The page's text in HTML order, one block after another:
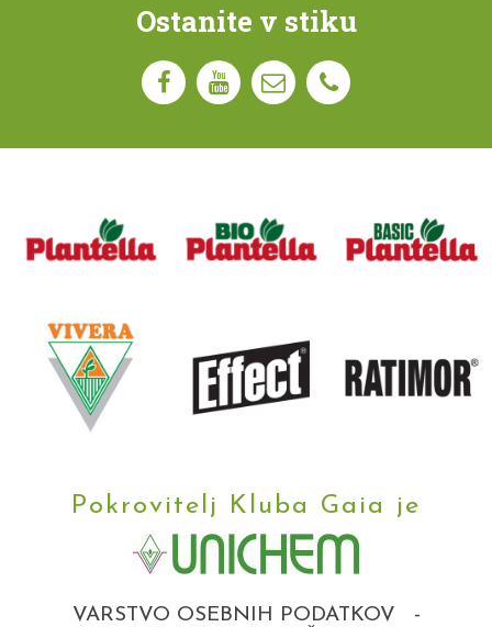
Ostanite v stiku
Pokrovitelj Kluba Gaia je
VARSTVO OSEBNIH PODATKOV -